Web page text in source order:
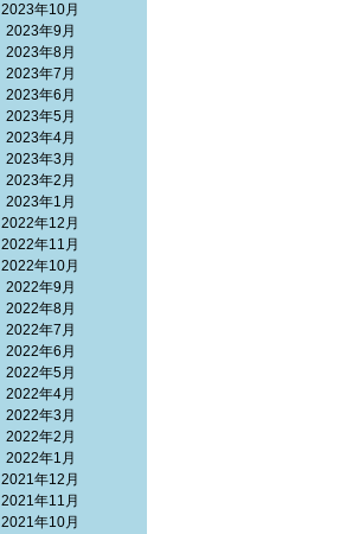
2023年10月
2023年9月
2023年8月
2023年7月
2023年6月
2023年5月
2023年4月
2023年3月
2023年2月
2023年1月
2022年12月
2022年11月
2022年10月
2022年9月
2022年8月
2022年7月
2022年6月
2022年5月
2022年4月
2022年3月
2022年2月
2022年1月
2021年12月
2021年11月
2021年10月